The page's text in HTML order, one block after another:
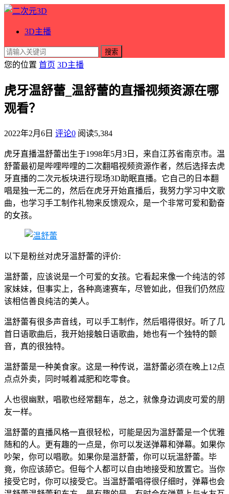
3D主播
搜索
您的位置 首页 3D主播
虎牙温舒蕾_温舒蕾的直播视频资源在哪
观看？
2022年2月6日 评论0 阅读5,384
虎牙直播温舒蕾出生于1998年5月3日，来自江苏省南京市。温
舒蕾最初是哔哩哔哩的二次翻唱视频资源作者，然后选择去虎
牙直播的二次元板块进行现场3D助眠直播。它自己的日本翻
唱是独一无二的，然后在虎牙开始直播后，我努力学习中文歌
曲，也学习手工制作礼物来反馈观众，是一个非常可爱和勤奋
的女孩。
以下是粉丝对虎牙温舒蕾的评价:
温舒蕾，应该说是一个可爱的女孩。它看起来像一个纯洁的邻
家妹妹，但事实上，各种高速赛车，尽管如此，但我们仍然应
该相信善良纯洁的美人。
温舒蕾有很多声音线，可以手工制作，然后唱得很好。听了几
首日语歌曲后，我开始接触日语歌曲，她也有一个独特的颤
音，真的很独特。
温舒蕾是一种美食家。这是一种传说，温舒蕾必须在晚上12点
点点外卖，同时喊着减肥和吃零食。
人也很幽默，唱歌也经常翻车，总之，就像身边调皮可爱的朋
友一样。
温舒蕾的直播风格一直很轻松，可能是因为温舒蕾是一个优雅
随和的人。更有趣的一点是，你可以发送弹幕和弹幕。如果你
吵架，你可以唱歌。如果你是温舒蕾，你可以玩温舒蕾。毕
竟，你应该舔它。但每个人都可以自由地接受和放置它。当你
接受它时，你可以接受它。当温舒蕾唱得很仔细时，弹幕也会